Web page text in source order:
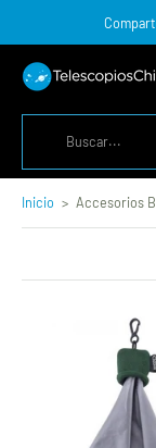
Inicio > Accesorios